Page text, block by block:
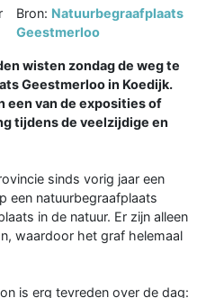
Bron: Natuurbegraafplaats
Geestmerloo
wisten zondag de weg te
Geestmerloo in Koedijk.
een van de exposities of
tijdens de veelzijdige en
sinds vorig jaar een
een natuurbegraafplaats
in de natuur. Er zijn alleen
waardoor het graf helemaal
is erg tevreden over de dag: